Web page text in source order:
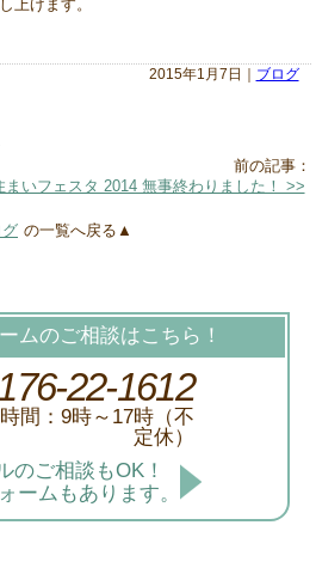
上げます。
2015年1月7日｜ ブログ
前の記事：
まいフェスタ 2014 無事終わりました！ >>
グ の一覧へ戻る▲
ムのご相談はこちら！
22-1612
間：9時～17時（不
定休）
のご相談もOK！
ームもあります。